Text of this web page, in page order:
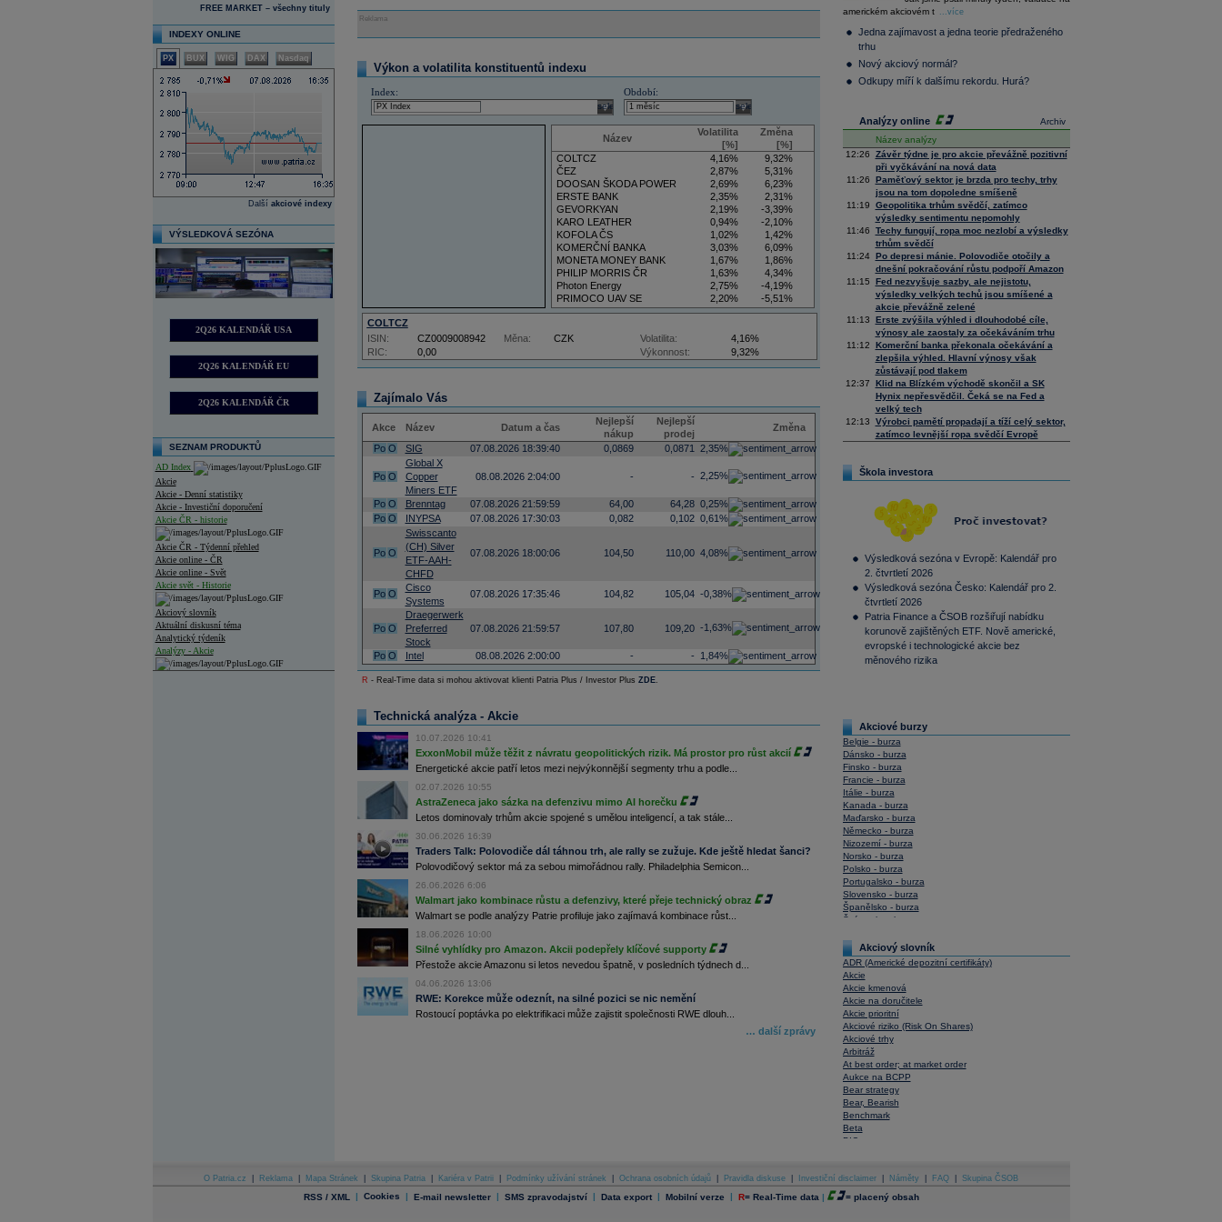
FREE MARKET – všechny tituly
INDEXY ONLINE
PX BUX WIG DAX Nasdaq
Další akciové indexy
VÝSLEDKOVÁ SEZÓNA
2Q26 KALENDÁŘ USA
2Q26 KALENDÁŘ EU
2Q26 KALENDÁŘ ČR
SEZNAM PRODUKTŮ
AD Index
Akcie
Akcie - Denní statistiky
Akcie - Investiční doporučení
Akcie ČR - historie
Akcie ČR - Týdenní přehled
Akcie online - ČR
Akcie online - Svět
Akcie svět - Historie
Akciový slovník
Aktuální diskusní téma
Analytický týdeník
Analýzy - Akcie
Reklama
Výkon a volatilita konstituentů indexu
Index:
select
Období:
select
Název
Volatilita
[%]
Změna
[%]
COLTCZ
4,16%
9,32%
ČEZ
2,87%
5,31%
DOOSAN ŠKODA POWER
2,69%
6,23%
ERSTE BANK
2,35%
2,31%
GEVORKYAN
2,19%
-3,39%
KARO LEATHER
0,94%
-2,10%
KOFOLA ČS
1,02%
1,42%
KOMERČNÍ BANKA
3,03%
6,09%
MONETA MONEY BANK
1,67%
1,86%
PHILIP MORRIS ČR
1,63%
4,34%
Photon Energy
2,75%
-4,19%
PRIMOCO UAV SE
2,20%
-5,51%
VIG
4,34%
9,22%
COLTCZ
RIC: 0,00
ISIN: CZ0009008942 Měna: CZK Volatilita:
4,16%
Výkonnost:
9,32%
Zajímalo Vás
Akce Název Datum a čas
Nejlepší
nákup
Nejlepší
prodej
Změna
Po O SIG 07.08.2026 18:39:40 0,0869 0,0871 2,35%
Po O
Global X
Copper
Miners ETF
08.08.2026 2:04:00 - - 2,25%
Po O Brenntag 07.08.2026 21:59:59 64,00 64,28 0,25%
Po O INYPSA 07.08.2026 17:30:03 0,082 0,102 0,61%
Po O
Swisscanto
(CH) Silver
ETF-AAH-
CHFD
07.08.2026 18:00:06 104,50 110,00 4,08%
Po O
Cisco
Systems
07.08.2026 17:35:46 104,82 105,04 -0,38%
Po O
Draegerwerk
Preferred
Stock
07.08.2026 21:59:57 107,80 109,20 -1,63%
Po O Intel 08.08.2026 2:00:00 - - 1,84%
R - Real-Time data si mohou aktivovat klienti Patria Plus / Investor Plus ZDE.
Technická analýza - Akcie
10.07.2026 10:41
ExxonMobil může těžit z návratu geopolitických rizik. Má prostor pro růst akcií
Energetické akcie patří letos mezi nejvýkonnější segmenty trhu a podle...
02.07.2026 10:55
AstraZeneca jako sázka na defenzivu mimo AI horečku
Letos dominovaly trhům akcie spojené s umělou inteligencí, a tak stále...
30.06.2026 16:39
Traders Talk: Polovodiče dál táhnou trh, ale rally se zužuje. Kde ještě hledat šanci?
Polovodičový sektor má za sebou mimořádnou rally. Philadelphia Semicon...
26.06.2026 6:06
Walmart jako kombinace růstu a defenzivy, které přeje technický obraz
Walmart se podle analýzy Patrie profiluje jako zajímavá kombinace růst...
18.06.2026 10:00
Silné vyhlídky pro Amazon. Akcii podepřely klíčové supporty
Přestože akcie Amazonu si letos nevedou špatně, v posledních týdnech d...
04.06.2026 13:06
RWE: Korekce může odeznít, na silné pozici se nic nemění
Rostoucí poptávka po elektrifikaci může zajistit společnosti RWE dlouh...
… další zprávy
Composite
36 376,54 0,66
Tecdax
Performance
index
4 068,78
americkém akciovém t
...více
Jedna zajímavost a jedna teorie předraženého
trhu
Nový akciový normál?
Odkupy míří k dalšímu rekordu. Hurá?
Archiv
Analýzy online
Název analýzy
12:26
Závěr týdne je pro akcie převážně pozitivní
při vyčkávání na nová data
11:26
Paměťový sektor je brzda pro techy, trhy
jsou na tom dopoledne smíšeně
11:19
Geopolitika trhům svědčí, zatímco
výsledky sentimentu nepomohly
11:46
Techy fungují, ropa moc nezlobí a výsledky
trhům svědčí
11:24
Po depresi mánie. Polovodiče otočily a
dnešní pokračování růstu podpoří Amazon
11:15
Fed nezvyšuje sazby, ale nejistotu,
výsledky velkých techů jsou smíšené a
akcie převážně zelené
11:13
Erste zvýšila výhled i dlouhodobé cíle,
výnosy ale zaostaly za očekáváním trhu
11:12
Komerční banka překonala očekávání a
zlepšila výhled. Hlavní výnosy však
zůstávají pod tlakem
12:37
Klid na Blízkém východě skončil a SK
Hynix nepřesvědčil. Čeká se na Fed a
velký tech
12:13
Výrobci pamětí propadají a tíží celý sektor,
zatímco levnější ropa svědčí Evropě
Škola investora
Výsledková sezóna v Evropě: Kalendář pro
2. čtvrtletí 2026
Výsledková sezóna Česko: Kalendář pro 2.
čtvrtletí 2026
Patria Finance a ČSOB rozšiřují nabídku
korunově zajištěných ETF. Nově americké,
evropské i technologické akcie bez
měnového rizika
Akciové burzy
Belgie - burza
Dánsko - burza
Finsko - burza
Francie - burza
Itálie - burza
Kanada - burza
Maďarsko - burza
Německo - burza
Nizozemí - burza
Norsko - burza
Polsko - burza
Portugalsko - burza
Slovensko - burza
Španělsko - burza
Švýcarsko - burza
Akciový slovník
ADR (Americké depozitní certifikáty)
Akcie
Akcie kmenová
Akcie na doručitele
Akcie prioritní
Akciové riziko (Risk On Shares)
Akciové trhy
Arbitráž
At best order; at market order
Aukce na BCPP
Bear strategy
Bear, Bearish
Benchmark
Beta
BIC
Bonita
Book To Bill Ratio
Book Value
O Patria.cz Reklama Mapa Stránek Skupina Patria Kariéra v Patrii Podmínky užívání stránek Ochrana osobních údajů Pravidla diskuse Investiční disclaimer Náměty FAQ Skupina ČSOB
RSS / XML | Cookies | E-mail newsletter | SMS zpravodajství | Data export | Mobilní verze | R= Real-Time data | = placený obsah